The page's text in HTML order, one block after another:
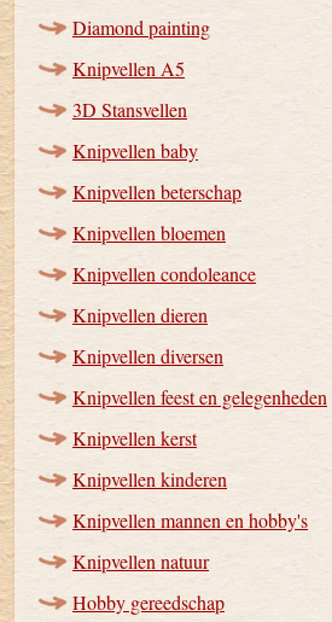
Diamond painting
Knipvellen A5
3D Stansvellen
Knipvellen baby
Knipvellen beterschap
Knipvellen bloemen
Knipvellen condoleance
Knipvellen dieren
Knipvellen diversen
Knipvellen feest en gelegenheden
Knipvellen kerst
Knipvellen kinderen
Knipvellen mannen en hobby's
Knipvellen natuur
Hobby gereedschap